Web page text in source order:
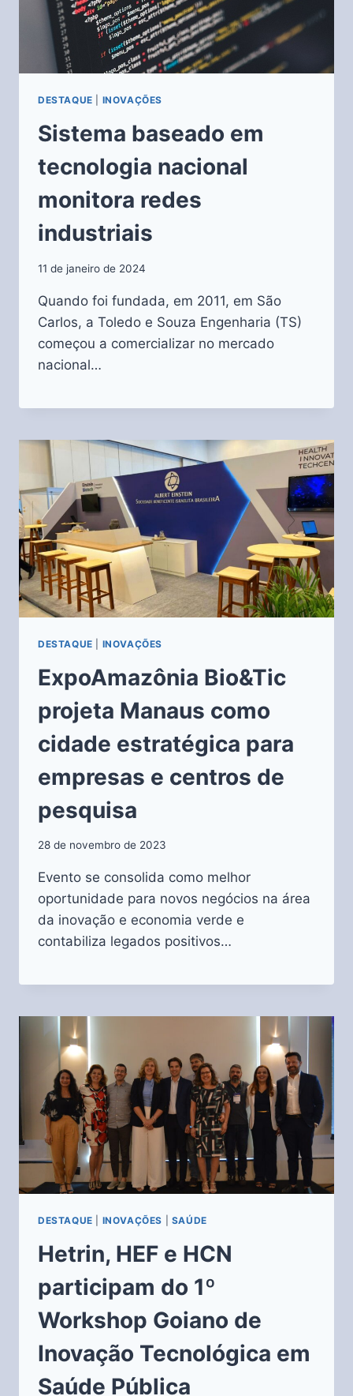
DESTAQUE INOVAÇÕES
Sistema baseado em
tecnologia nacional
monitora redes
industriais
11 de janeiro de 2024
Quando foi fundada, em 2011, em São
Carlos, a Toledo e Souza Engenharia (TS)
começou a comercializar no mercado
nacional…
DESTAQUE INOVAÇÕES
ExpoAmazônia Bio&Tic
projeta Manaus como
cidade estratégica para
empresas e centros de
pesquisa
28 de novembro de 2023
Evento se consolida como melhor
oportunidade para novos negócios na área
da inovação e economia verde e
contabiliza legados positivos…
DESTAQUE INOVAÇÕES SAÚDE
Hetrin, HEF e HCN
participam do 1º
Workshop Goiano de
Inovação Tecnológica em
Saúde Pública